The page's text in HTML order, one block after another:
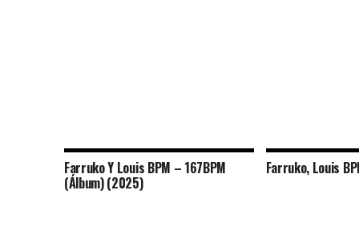
Farruko Y Louis BPM – 167BPM
(Álbum) (2025)
Farruko, Louis